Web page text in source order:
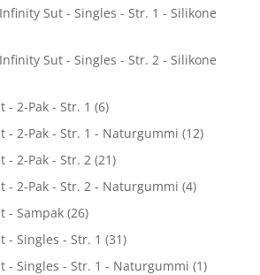
Sut - Singles - Str. 1 - Silikone
Sut - Singles - Str. 2 - Silikone
- 2-Pak - Str. 1 (6)
- 2-Pak - Str. 1 - Naturgummi (12)
- 2-Pak - Str. 2 (21)
- 2-Pak - Str. 2 - Naturgummi (4)
- Sampak (26)
- Singles - Str. 1 (31)
- Singles - Str. 1 - Naturgummi (1)